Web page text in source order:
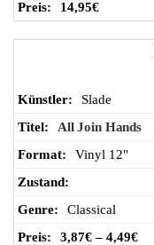
14,95€
Slade
All Join Hands
Vinyl 12"
Classical
3,87€ – 4,49€